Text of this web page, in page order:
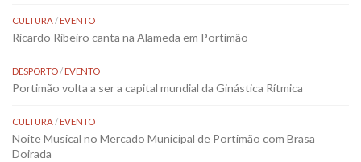
CULTURA/EVENTO
Ricardo Ribeiro canta na Alameda em Portimão
DESPORTO/EVENTO
Portimão volta a ser a capital mundial da Ginástica Rítmica
CULTURA/EVENTO
Noite Musical no Mercado Municipal de Portimão com Brasa
Doirada